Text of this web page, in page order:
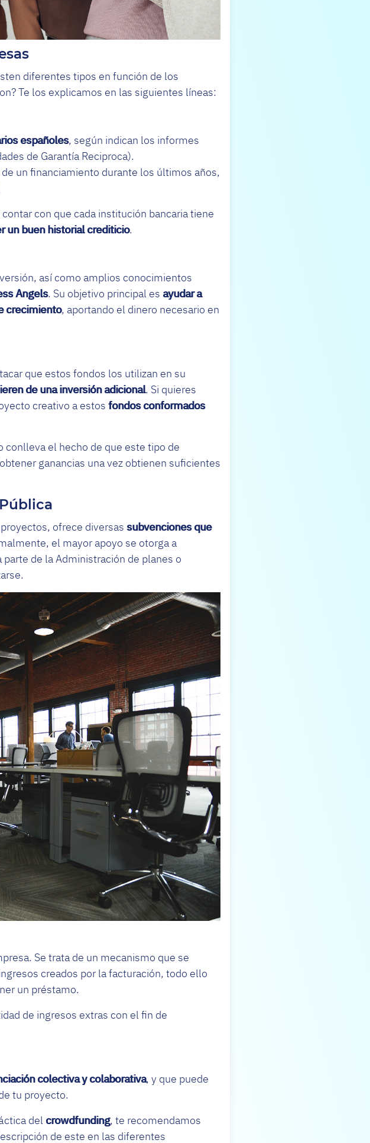
diferentes tipos en función de los
Te los explicamos en las siguientes líneas:
españoles, según indican los informes
de Garantía Reciproca).
un financiamiento durante los últimos años,
con que cada institución bancaria tiene
un buen historial crediticio.
así como amplios conocimientos
Angels. Su objetivo principal es ayudar a
crecimiento, aportando el dinero necesario en
que estos fondos los utilizan en su
de una inversión adicional. Si quieres
creativo a estos fondos conformados
el hecho de que este tipo de
ganancias una vez obtienen suficientes
ofrece diversas subvenciones que
el mayor apoyo se otorga a
de la Administración de planes o
Se trata de un mecanismo que se
creados por la facturación, todo ello
un préstamo.
de ingresos extras con el fin de
colectiva y colaborativa, y que puede
tu proyecto.
del crowdfunding, te recomendamos
de este en las diferentes